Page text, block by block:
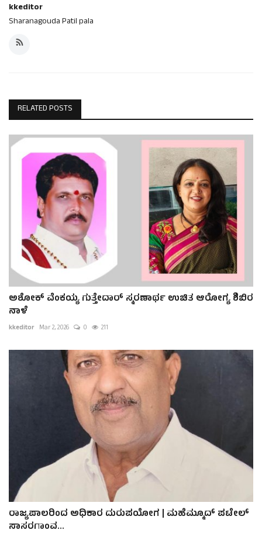
kkeditor
Sharanagouda Patil pala
RELATED POSTS
ಅಶೋಕ್ ವೆಂಕಯ್ಯ ಗುತ್ತೇದಾರ್ ಸ್ಮರಣಾರ್ಥ ಉಚಿತ ಆರೋಗ್ಯ ಶಿಬಿರ
ನಾಳೆ
kkeditor Mar 2, 2026 0 211
ರಾಜ್ಯಪಾಲರಿಂದ ಅಧಿಕಾರ ದುರುಪಯೋಗ | ಮಹೆಮ್ಮೂದ್ ಪಟೇಲ್
ಸಾಸರಗಾಂವ...